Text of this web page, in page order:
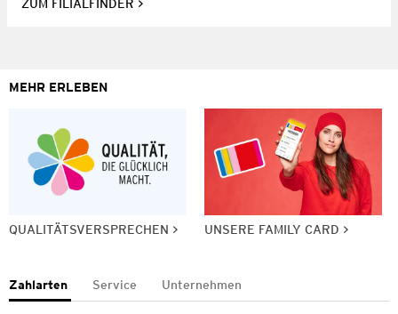
ZUM FILIALFINDER
MEHR ERLEBEN
QUALITÄTSVERSPRECHEN UNSERE FAMILY CARD
Zahlarten Service Unternehmen